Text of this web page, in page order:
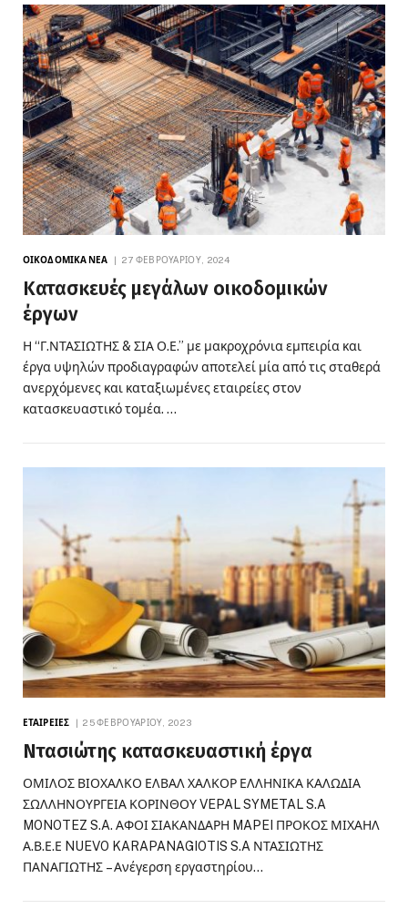
ΟΙΚΟΔΟΜΙΚΆ ΝΈΑ 27 ΦΕΒΡΟΥΑΡΊΟΥ, 2024
Κατασκευές μεγάλων οικοδομικών
έργων
Η “Γ.ΝΤΑΣΙΩΤΗΣ & ΣΙΑ Ο.Ε.” με μακροχρόνια εμπειρία και
έργα υψηλών προδιαγραφών αποτελεί μία από τις σταθερά
ανερχόμενες και καταξιωμένες εταιρείες στον
κατασκευαστικό τομέα. …
ΕΤΑΙΡΕΊΕΣ 25 ΦΕΒΡΟΥΑΡΊΟΥ, 2023
Ντασιώτης κατασκευαστική έργα
ΟΜΙΛΟΣ ΒΙΟΧΑΛΚΟ ΕΛΒΑΛ ΧΑΛΚΟΡ ΕΛΛΗΝΙΚΑ ΚΑΛΩΔΙΑ
ΣΩΛΛΗΝΟΥΡΓΕΙΑ ΚΟΡΙΝΘΟΥ VEPAL SYMETAL S.A
MONOTEZ S.A. ΑΦΟΙ ΣΙΑΚΑΝΔΑΡΗ MAPEI ΠΡΟΚΟΣ ΜΙΧΑΗΛ
Α.Β.Ε.Ε NUEVO KARAPANAGIOTIS S.A ΝΤΑΣΙΩΤΗΣ
ΠΑΝΑΓΙΩΤΗΣ – Ανέγερση εργαστηρίου…